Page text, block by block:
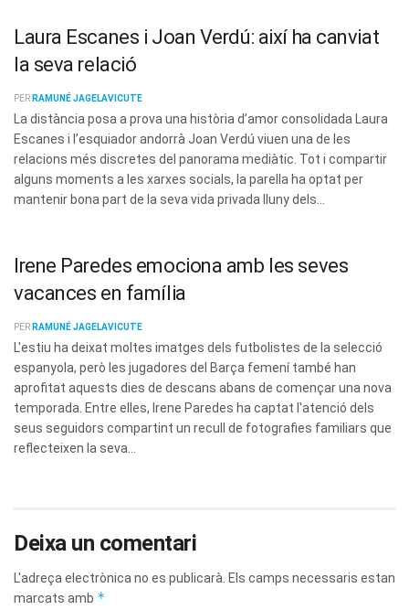
Laura Escanes i Joan Verdú: així ha canviat
la seva relació
PER RAMUNÉ JAGELAVICUTE
La distància posa a prova una història d’amor consolidada Laura
Escanes i l’esquiador andorrà Joan Verdú viuen una de les
relacions més discretes del panorama mediàtic. Tot i compartir
alguns moments a les xarxes socials, la parella ha optat per
mantenir bona part de la seva vida privada lluny dels...
Irene Paredes emociona amb les seves
vacances en família
PER RAMUNÉ JAGELAVICUTE
L'estiu ha deixat moltes imatges dels futbolistes de la selecció
espanyola, però les jugadores del Barça femení també han
aprofitat aquests dies de descans abans de començar una nova
temporada. Entre elles, Irene Paredes ha captat l'atenció dels
seus seguidors compartint un recull de fotografies familiars que
reflecteixen la seva...
Deixa un comentari
L'adreça electrònica no es publicarà. Els camps necessaris estan
marcats amb *